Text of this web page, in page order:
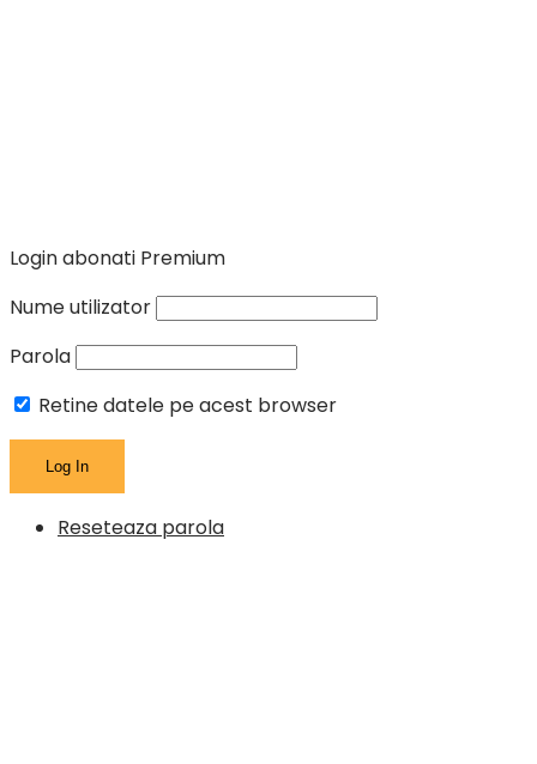
Login abonati Premium
Nume utilizator
Parola
Retine datele pe acest browser
Reseteaza parola